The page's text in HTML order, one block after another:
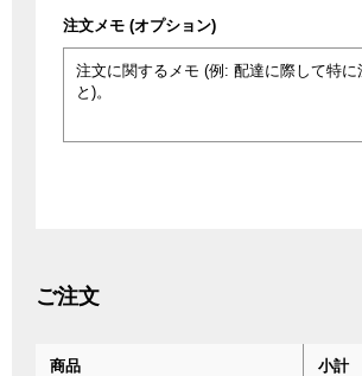
注文メモ (オプション)
ご注文
商品 小計